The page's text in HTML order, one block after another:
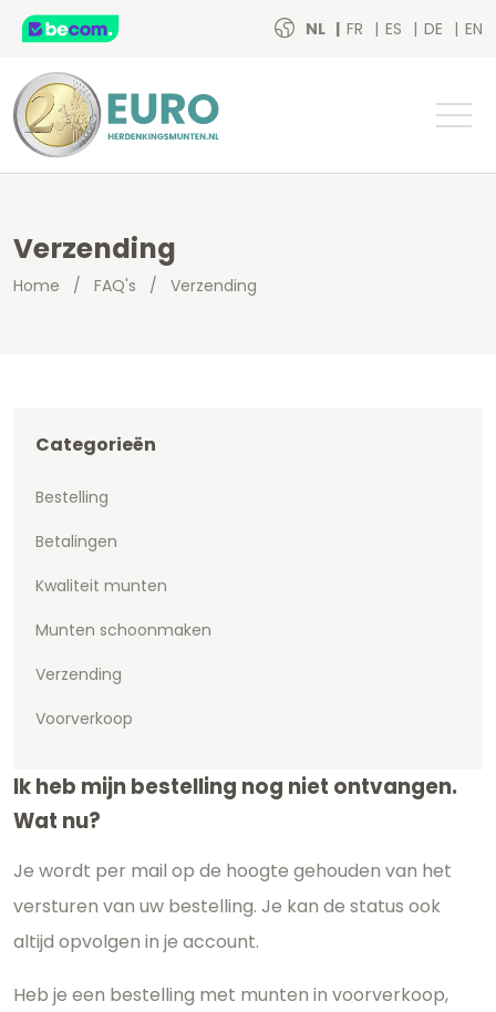
NL FR ES DE EN
Verzending
Home / FAQ's / Verzending
Categorieën
Bestelling
Betalingen
Kwaliteit munten
Munten schoonmaken
Verzending
Voorverkoop
Ik heb mijn bestelling nog niet ontvangen.
Wat nu?
Je wordt per mail op de hoogte gehouden van het
versturen van uw bestelling. Je kan de status ook
altijd opvolgen in je account.
Heb je een bestelling met munten in voorverkoop,